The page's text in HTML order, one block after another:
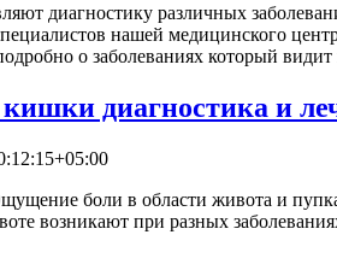
диагностику различных
нашей медицинского
о заболеваниях который
диагностика и
боли в области живота и
возникают при разных